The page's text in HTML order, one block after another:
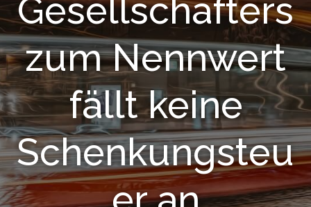
Gesellschafters
zum Nennwert
fällt keine
Schenkungsteu